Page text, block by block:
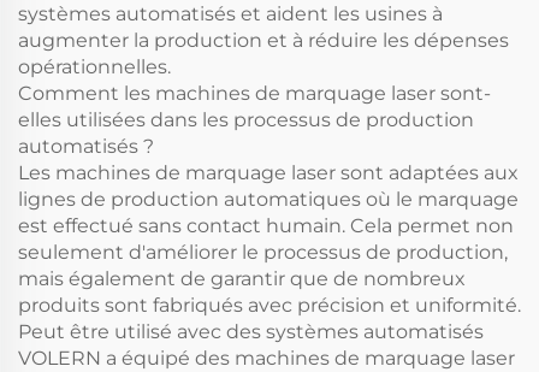
systèmes automatisés et aident les usines à
augmenter la production et à réduire les dépenses
opérationnelles.
Comment les machines de marquage laser sont-
elles utilisées dans les processus de production
automatisés ?
Les machines de marquage laser sont adaptées aux
lignes de production automatiques où le marquage
est effectué sans contact humain. Cela permet non
seulement d'améliorer le processus de production,
mais également de garantir que de nombreux
produits sont fabriqués avec précision et uniformité.
Peut être utilisé avec des systèmes automatisés
VOLERN a équipé des machines de marquage laser